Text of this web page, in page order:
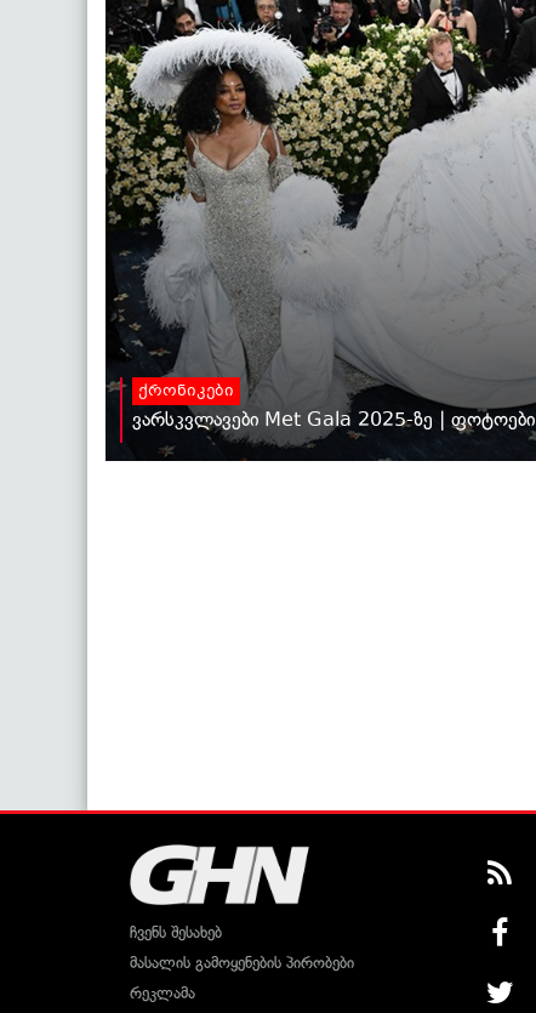
ქრონიკები
ვარსკვლავები Met Gala 2025-ზე | ფოტოები
ჩვენს შესახებ
მასალის გამოყენების პირობები
რეკლამა